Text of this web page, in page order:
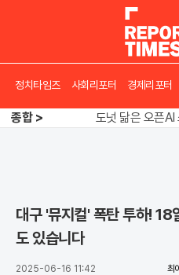
정치타임즈 사회리포터 경제리포터
종합 >
도넛 닮은 오픈AI
대구 '뮤지컬' 폭탄 투하! 18
도 있습니다
2025-06-16 11:42 최